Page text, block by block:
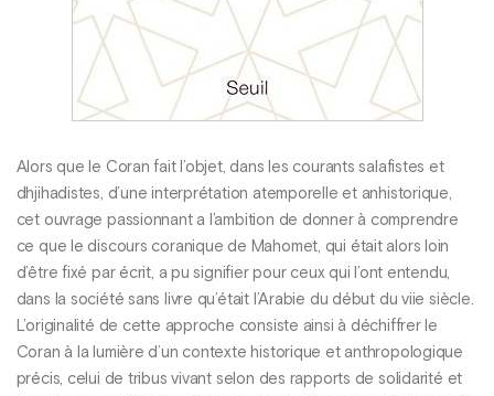
Alors que le Coran fait l’objet, dans les courants salafistes et
dhjihadistes, d’une interprétation atemporelle et anhistorique,
cet ouvrage passionnant a l’ambition de donner à comprendre
ce que le discours coranique de Mahomet, qui était alors loin
d’être fixé par écrit, a pu signifier pour ceux qui l’ont entendu,
dans la société sans livre qu’était l’Arabie du début du viie siècle.
L’originalité de cette approche consiste ainsi à déchiffrer le
Coran à la lumière d’un contexte historique et anthropologique
précis, celui de tribus vivant selon des rapports de solidarité et